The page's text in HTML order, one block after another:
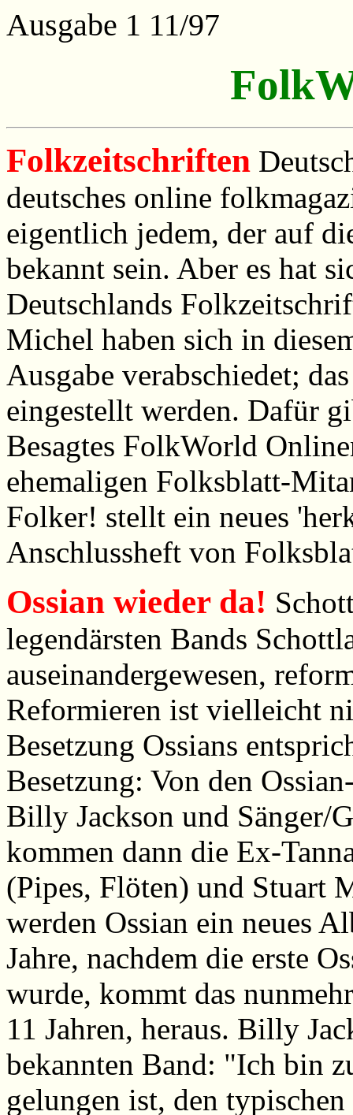
Ausgabe 1 11/97
Folkzeitschriften
deutsches online
eigentlich jedem, der auf
bekannt sein. Aber es hat
Deutschlands
Michel haben sich in
Ausgabe verabschiedet;
eingestellt werden. Dafür
Besagtes FolkWorld
ehemaligen Folksblatt-
Folker! stellt ein neues
Anschlussheft von
Ossian wieder da!
legendärsten Bands
auseinandergewesen,
Reformieren ist vielleicht
Besetzung Ossians
Besetzung: Von den
Billy Jackson und Sänger/
kommen dann die Ex-
(Pipes, Flöten) und Stuart
werden Ossian ein neues
Jahre, nachdem die erste
wurde, kommt das
11 Jahren, heraus. Billy
bekannten Band: "Ich bin
gelungen ist, den